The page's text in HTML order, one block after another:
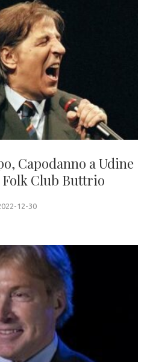
Capodanno a Udine
Folk Club Buttrio
12-30